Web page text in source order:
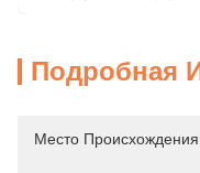
Подробная
Место